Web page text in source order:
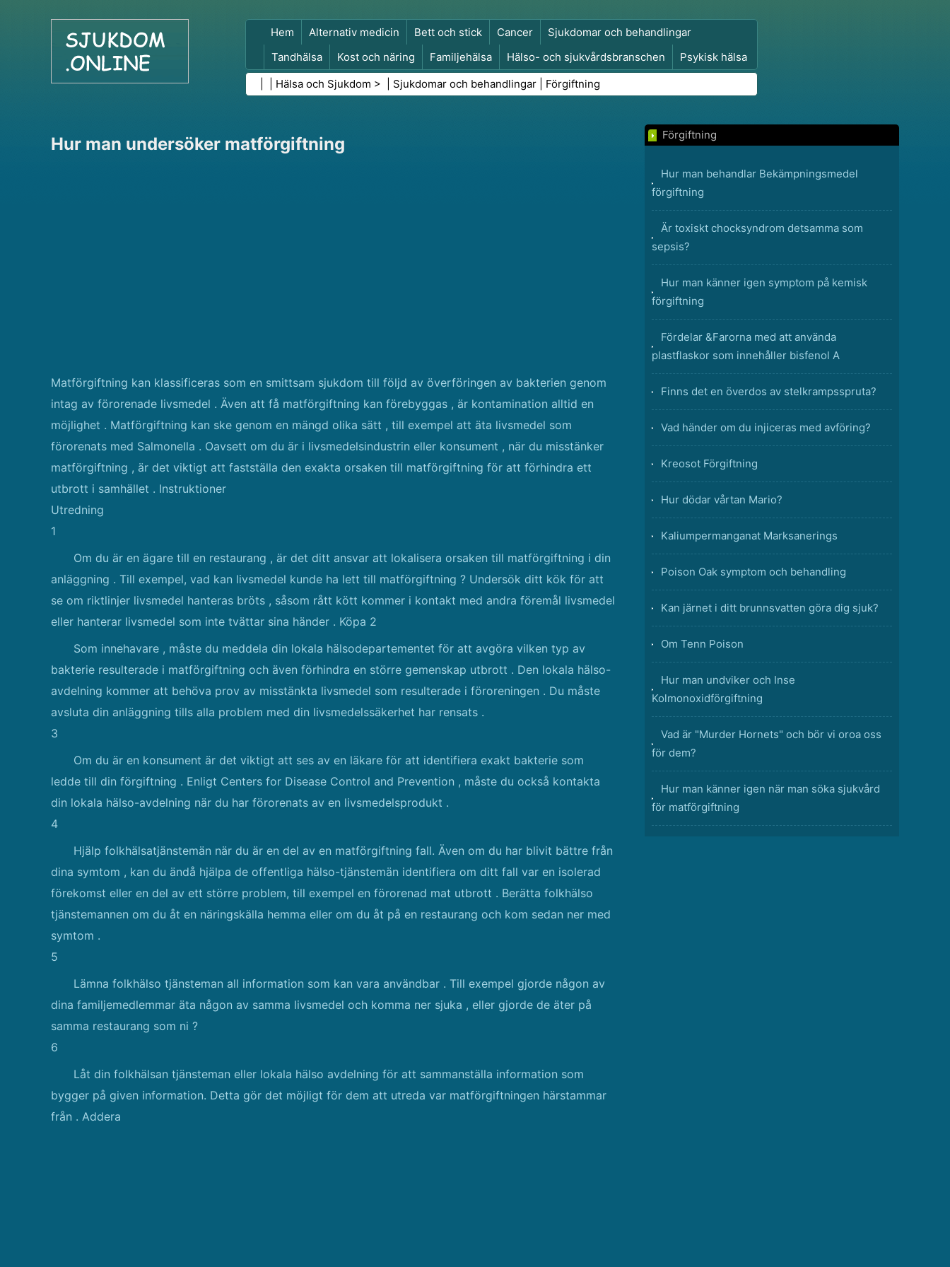
Hem Alternativ medicin Bett och stick Cancer
Sjukdomar och behandlingar
Tandhälsa
Kost och näring Familjehälsa Hälso- och sjukvårdsbranschen
Psykisk hälsa
Folkhälsa och säkerhet
Kirurgi och ingrepp Hälsa
Hälsa och Sjukdom > | Sjukdomar och behandlingar Förgiftning
Hur man undersöker matförgiftning
Matförgiftning kan klassificeras som en smittsam sjukdom till följd av överföringen av bakterien genom
intag av förorenade livsmedel . Även att få matförgiftning kan förebyggas , är kontamination alltid en
möjlighet . Matförgiftning kan ske genom en mängd olika sätt , till exempel att äta livsmedel som
förorenats med Salmonella . Oavsett om du är i livsmedelsindustrin eller konsument , när du misstänker
matförgiftning , är det viktigt att fastställa den exakta orsaken till matförgiftning för att förhindra ett
utbrott i samhället . Instruktioner
Utredning
1
Om du är en ägare till en restaurang , är det ditt ansvar att lokalisera orsaken till matförgiftning i din
anläggning . Till exempel, vad kan livsmedel kunde ha lett till matförgiftning ? Undersök ditt kök för att
se om riktlinjer livsmedel hanteras bröts , såsom rått kött kommer i kontakt med andra föremål livsmedel
eller hanterar livsmedel som inte tvättar sina händer . Köpa 2
Som innehavare , måste du meddela din lokala hälsodepartementet för att avgöra vilken typ av
bakterie resulterade i matförgiftning och även förhindra en större gemenskap utbrott . Den lokala hälso-
avdelning kommer att behöva prov av misstänkta livsmedel som resulterade i föroreningen . Du måste
avsluta din anläggning tills alla problem med din livsmedelssäkerhet har rensats .
3
Om du är en konsument är det viktigt att ses av en läkare för att identifiera exakt bakterie som
ledde till din förgiftning . Enligt Centers for Disease Control and Prevention , måste du också kontakta
din lokala hälso-avdelning när du har förorenats av en livsmedelsprodukt .
4
Hjälp folkhälsatjänstemän när du är en del av en matförgiftning fall. Även om du har blivit bättre från
dina symtom , kan du ändå hjälpa de offentliga hälso-tjänstemän identifiera om ditt fall var en isolerad
förekomst eller en del av ett större problem, till exempel en förorenad mat utbrott . Berätta folkhälso
tjänstemannen om du åt en näringskälla hemma eller om du åt på en restaurang och kom sedan ner med
symtom .
5
Lämna folkhälso tjänsteman all information som kan vara användbar . Till exempel gjorde någon av
dina familjemedlemmar äta någon av samma livsmedel och komma ner sjuka , eller gjorde de äter på
samma restaurang som ni ?
6
Låt din folkhälsan tjänsteman eller lokala hälso avdelning för att sammanställa information som
bygger på given information. Detta gör det möjligt för dem att utreda var matförgiftningen härstammar
från . Addera
Förgiftning
Hur man behandlar Bekämpningsmedel
förgiftning
Är toxiskt chocksyndrom detsamma som
sepsis?
Hur man känner igen symptom på kemisk
förgiftning
Fördelar &Farorna med att använda
plastflaskor som innehåller bisfenol A
Finns det en överdos av stelkrampsspruta?
Vad händer om du injiceras med avföring?
Kreosot Förgiftning
Hur dödar vårtan Mario?
Kaliumpermanganat Marksanerings
Poison Oak symptom och behandling
Kan järnet i ditt brunnsvatten göra dig sjuk?
Om Tenn Poison
Hur man undviker och Inse
Kolmonoxidförgiftning
Vad är "Murder Hornets" och bör vi oroa oss
för dem?
Hur man känner igen när man söka sjukvård
för matförgiftning